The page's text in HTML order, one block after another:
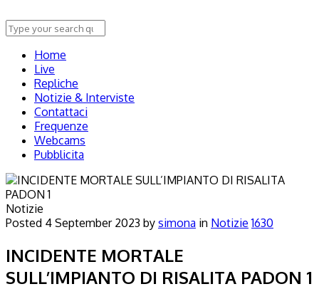
Home
Live
Repliche
Notizie & Interviste
Contattaci
Frequenze
Webcams
Pubblicita
Notizie
Posted 4 September 2023 by simona in Notizie 1630
INCIDENTE MORTALE
SULL’IMPIANTO DI RISALITA PADON 1